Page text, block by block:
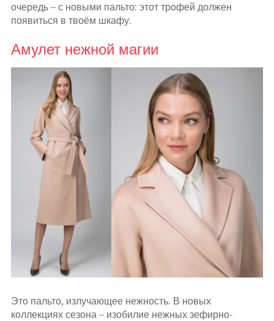
очередь – с новыми пальто: этот трофей должен
появиться в твоём шкафу.
Амулет нежной магии
Это пальто, излучающее нежность. В новых
коллекциях сезона – изобилие нежных зефирно-